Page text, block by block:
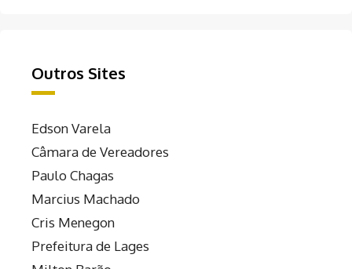
Outros Sites
Edson Varela
Câmara de Vereadores
Paulo Chagas
Marcius Machado
Cris Menegon
Prefeitura de Lages